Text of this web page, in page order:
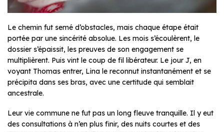
Le chemin fut semé d’obstacles, mais chaque étape était
portée par une sincérité absolue. Les mois s’écoulèrent, le
dossier s’épaissit, les preuves de son engagement se
multiplièrent. Puis vint le coup de fil libérateur. Le jour J, en
voyant Thomas entrer, Lina le reconnut instantanément et se
précipita dans ses bras, avec une certitude qui semblait
ancestrale.
Leur vie commune ne fut pas un long fleuve tranquille. Il y eut
des consultations à n’en plus finir, des nuits courtes et des